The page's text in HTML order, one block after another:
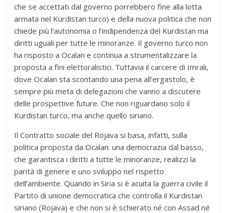
che se accettati dal governo porrebbero fine alla lotta
armata nel Kurdistan turco) e della nuova politica che non
chiede più l’autonomia o l’indipendenza del Kurdistan ma
diritti uguali per tutte le minoranze. Il governo turco non
ha risposto a Ocalan e continua a strumentalizzare la
proposta a fini elettoralistici. Tuttavia il carcere di Imrali,
dove Ocalan sta scontando una pena all’ergastolo, è
sempre più meta di delegazioni che vanno a discutere
delle prospettive future. Che non riguardano solo il
Kurdistan turco, ma anche quello siriano.
Il Contratto sociale del Rojava si basa, infatti, sulla
politica proposta da Ocalan: una democrazia dal basso,
che garantisca i diritti a tutte le minoranze, realizzi la
parità di genere e uno sviluppo nel rispetto
dell’ambiente. Quando in Siria si è acuita la guerra civile il
Partito di unione democratica che controlla il Kurdistan
siriano (Rojava) e che non si è schierato né con Assad né